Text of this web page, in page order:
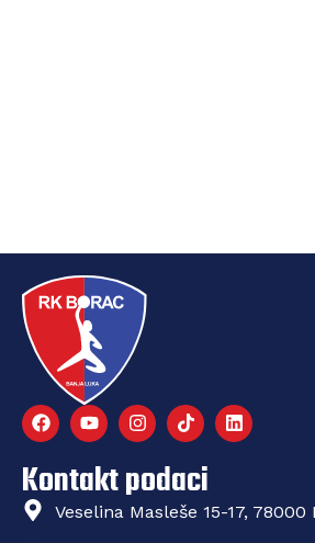
Kontakt podaci
Veselina Masleše 15-17, 78000